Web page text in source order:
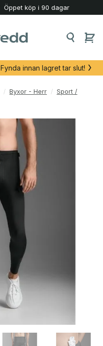
Öppet köp i 90 dagar
Fynda innan lagret tar slut!
/ Byxor - Herr / Sport /